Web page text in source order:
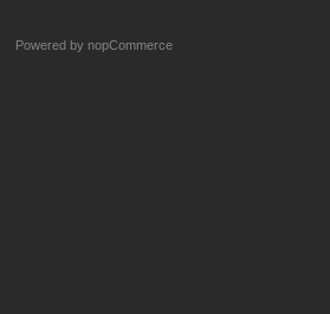
Powered by nopCommerce